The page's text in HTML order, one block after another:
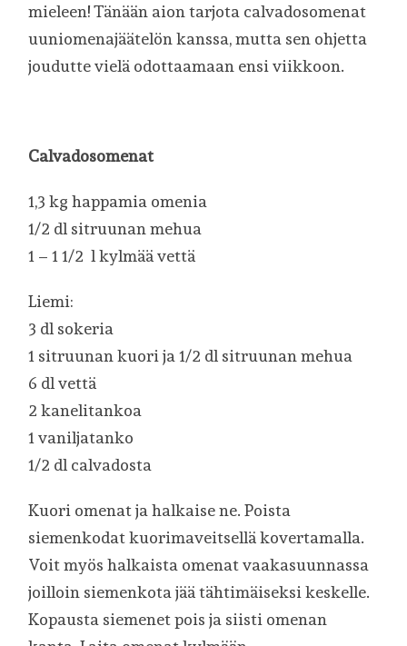
mieleen! Tänään aion tarjota calvadosomenat
uuniomenajäätelön kanssa, mutta sen ohjetta
joudutte vielä odottaamaan ensi viikkoon.
Calvadosomenat
1,3 kg happamia omenia
1/2 dl sitruunan mehua
1 – 1 1/2 l kylmää vettä
Liemi:
3 dl sokeria
1 sitruunan kuori ja 1/2 dl sitruunan mehua
6 dl vettä
2 kanelitankoa
1 vaniljatanko
1/2 dl calvadosta
Kuori omenat ja halkaise ne. Poista
siemenkodat kuorimaveitsellä kovertamalla.
Voit myös halkaista omenat vaakasuunnassa
joilloin siemenkota jää tähtimäiseksi keskelle.
Kopausta siemenet pois ja siisti omenan